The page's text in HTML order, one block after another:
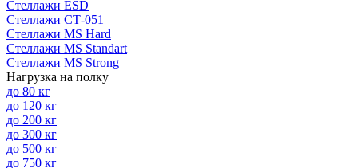
Стеллажи ESD
Стеллажи СТ-051
Стеллажи MS Hard
Стеллажи MS Standart
Стеллажи MS Strong
Нагрузка на полку
до 80 кг
до 120 кг
до 200 кг
до 300 кг
до 500 кг
до 750 кг